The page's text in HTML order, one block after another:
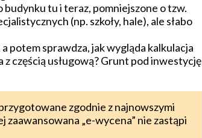
tu i teraz, pomniejszone o tzw.
(np. szkoły, hale), ale słabo
potem sprawdza, jak wygląda kalkulacja
częścią usługową? Grunt pod inwestycję
zgodnie z najnowszymi
„e-wycena” nie zastąpi